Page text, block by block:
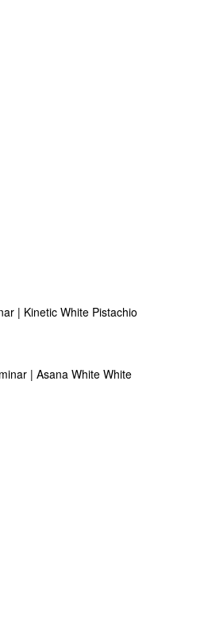
| Kinetic White Pistachio